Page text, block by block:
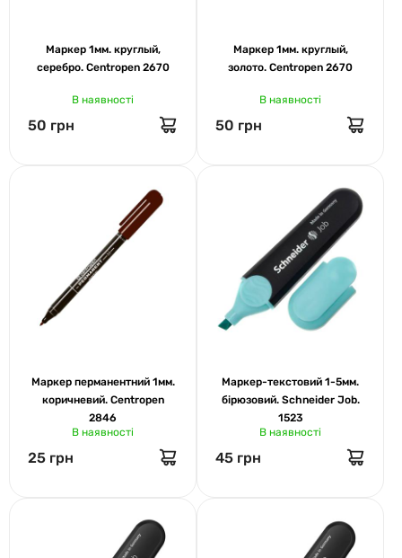
Маркер 1мм. круглый,
серебро. Centropen 2670
В наявності
50 грн
Маркер 1мм. круглый,
золото. Centropen 2670
В наявності
50 грн
Маркер перманентний 1мм.
коричневий. Centropen
2846
В наявності
25 грн
Маркер-текстовий 1-5мм.
бірюзовий. Schneider Job.
1523
В наявності
45 грн